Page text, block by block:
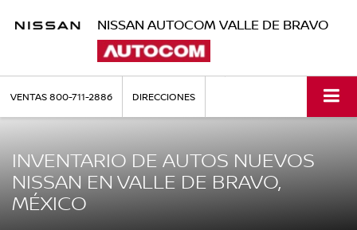
NISSAN AUTOCOM VALLE DE BRAVO
VENTAS800-711-2886 DIRECCIONES
INVENTARIO DE AUTOS NUEVOS
NISSAN EN VALLE DE BRAVO,
MÉXICO